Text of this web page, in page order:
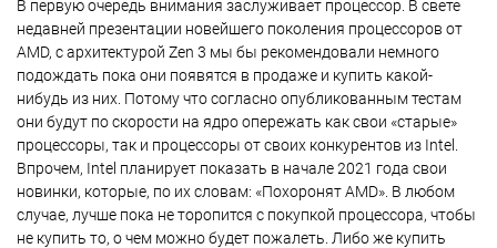
В первую очередь внимания заслуживает процессор. В свете
недавней презентации новейшего поколения процессоров от
AMD, с архитектурой Zen 3 мы бы рекомендовали немного
подождать пока они появятся в продаже и купить какой-
нибудь из них. Потому что согласно опубликованным тестам
они будут по скорости на ядро опережать как свои «старые»
процессоры, так и процессоры от своих конкурентов из Intel.
Впрочем, Intel планирует показать в начале 2021 года свои
новинки, которые, по их словам: «Похоронят AMD». В любом
случае, лучше пока не торопится с покупкой процессора, чтобы
не купить то, о чем можно будет пожалеть. Либо же купить